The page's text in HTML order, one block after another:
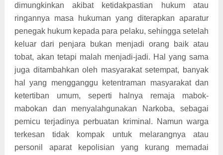
dimungkinkan akibat ketidakpastian hukum atau
ringannya masa hukuman yang diterapkan aparatur
penegak hukum kepada para pelaku, sehingga setelah
keluar dari penjara bukan menjadi orang baik atau
tobat, akan tetapi malah menjadi-jadi. Hal yang sama
juga ditambahkan oleh masyarakat setempat, banyak
hal yang mengganggu ketentraman masyarakat dan
ketertiban umum, seperti halnya remaja mabok-
mabokan dan menyalahgunakan Narkoba, sebagai
pemicu terjadinya perbuatan kriminal. Namun warga
terkesan tidak kompak untuk melarangnya atau
personil aparat kepolisian yang kurang memadai